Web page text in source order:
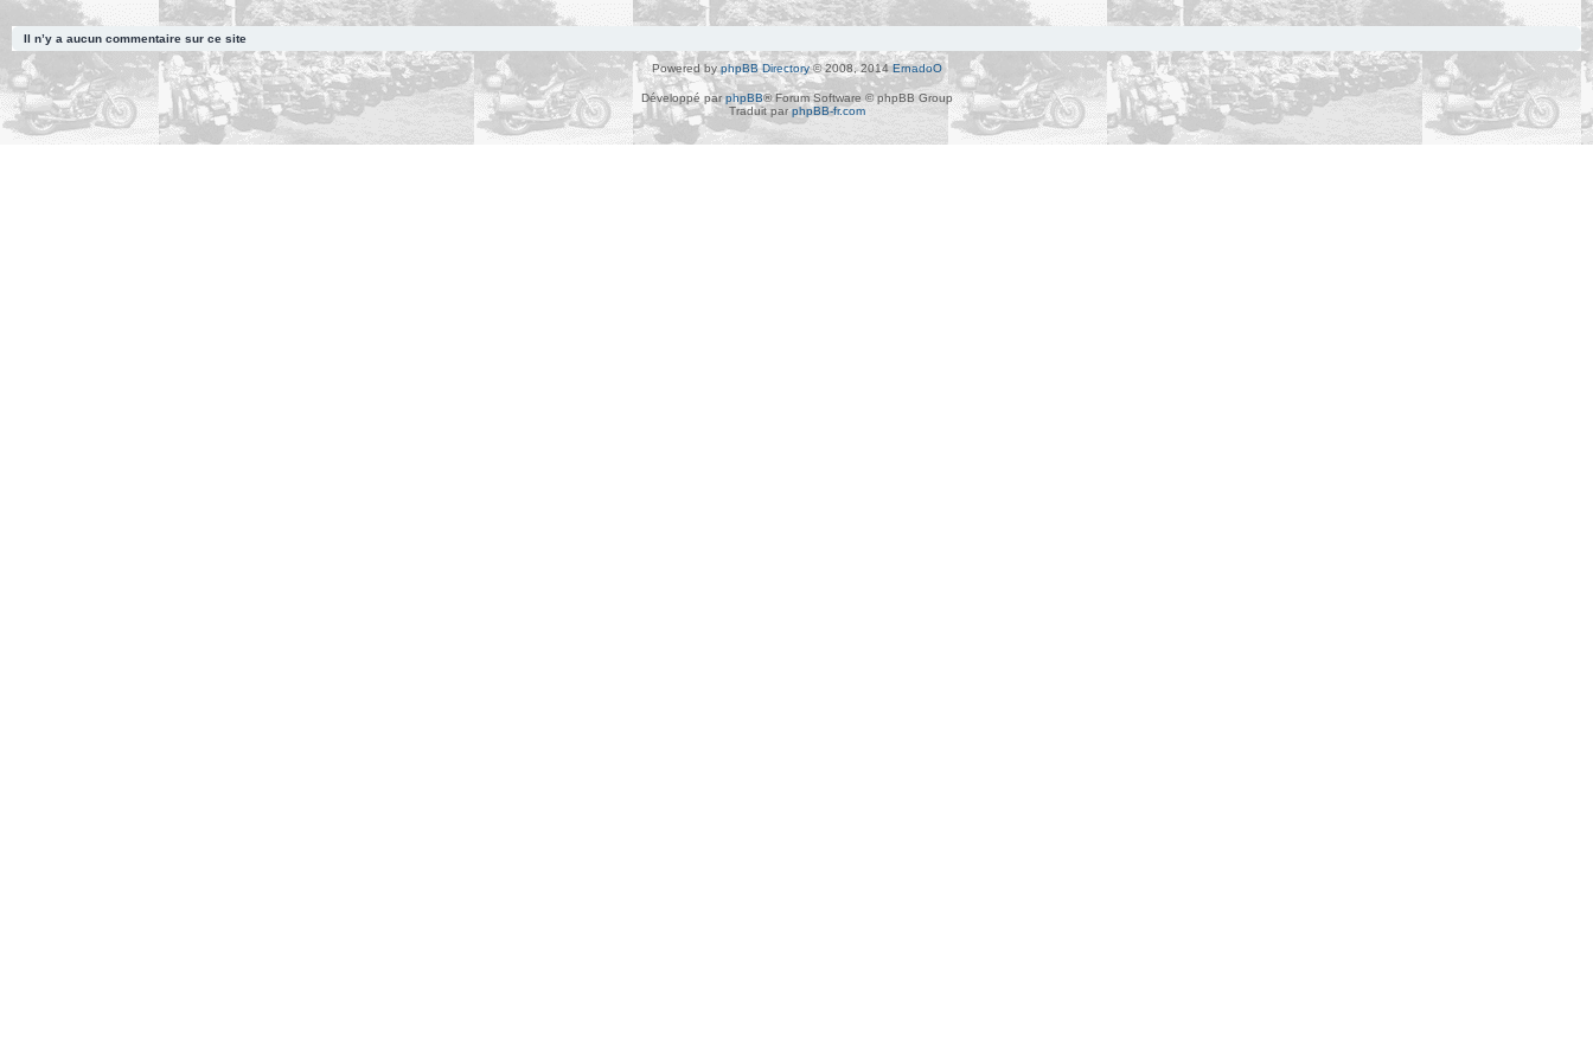
Il n’y a aucun commentaire sur ce site
Powered by phpBB Directory© 2008, 2014ErnadoO
Développé parphpBB® Forum Software © phpBB Group
Traduit parphpBB-fr.com